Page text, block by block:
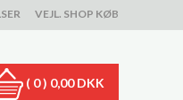
VEJL. SHOP KØB
( 0 ) 0,00 DKK